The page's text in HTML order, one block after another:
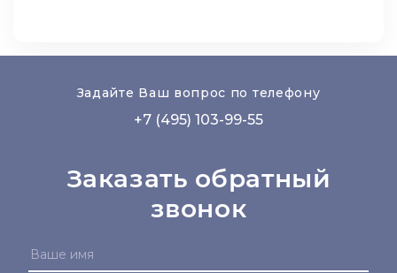
Задайте Ваш вопрос по телефону
+7 (495) 103-99-55
Заказать обратный
звонок